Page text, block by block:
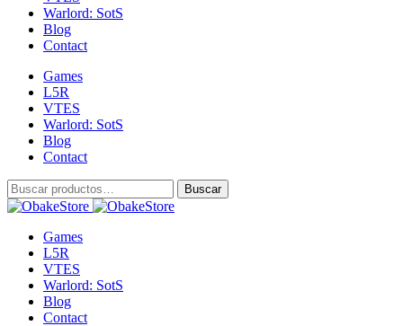
Warlord: SotS
Blog
Contact
Games
L5R
VTES
Warlord: SotS
Blog
Contact
Buscar
por:
Buscar
Games
L5R
VTES
Warlord: SotS
Blog
Contact